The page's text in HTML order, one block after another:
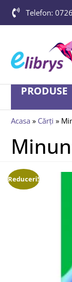
Telefon:
PRODUSE
Acasa » Cărți »
Reduceri!